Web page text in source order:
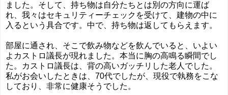
ました。そして、持ち物は自分たちとは別の方向に運ば
れ、我々はセキュリティーチェックを受けて、建物の中に
入るという具合です。中で、持ち物は返してもらえます。
部屋に通され、そこで飲み物などを飲んでいると、いよい
よカストロ議長が現れました。本当に胸の高鳴る瞬間でし
た。カストロ議長は、背の高いガッチリした老人でした。
私がお会いしたときは、70代でしたが、現役で執務をこな
しており、非常に健康そうでした。